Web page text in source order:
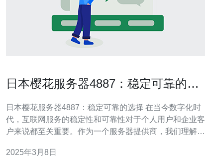
日本樱花服务器4887：稳定可靠的选
日本樱花服务器4887：稳定可靠的选择 在当今数字化时
代，互联网服务的稳定性和可靠性对于个人用户和企业客
户来说都至关重要。作为一个服务器提供商，我们理解客
将介绍日本樱花服务器4887，这是一个备受推崇的服务器
2025年3月8日